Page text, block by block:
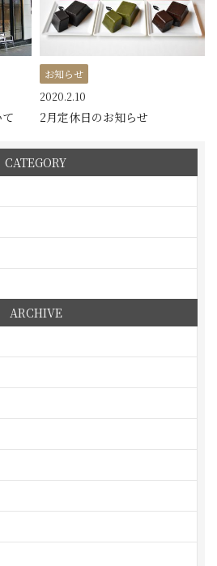
お知らせ
2020.2.10
2月定休日のお知らせ
CATEGORY
ARCHIVE